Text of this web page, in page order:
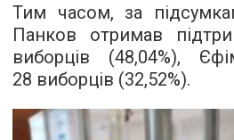
Тим часом, за
Панков отримав
виборців (48,04%),
28 виборців (32,52%).